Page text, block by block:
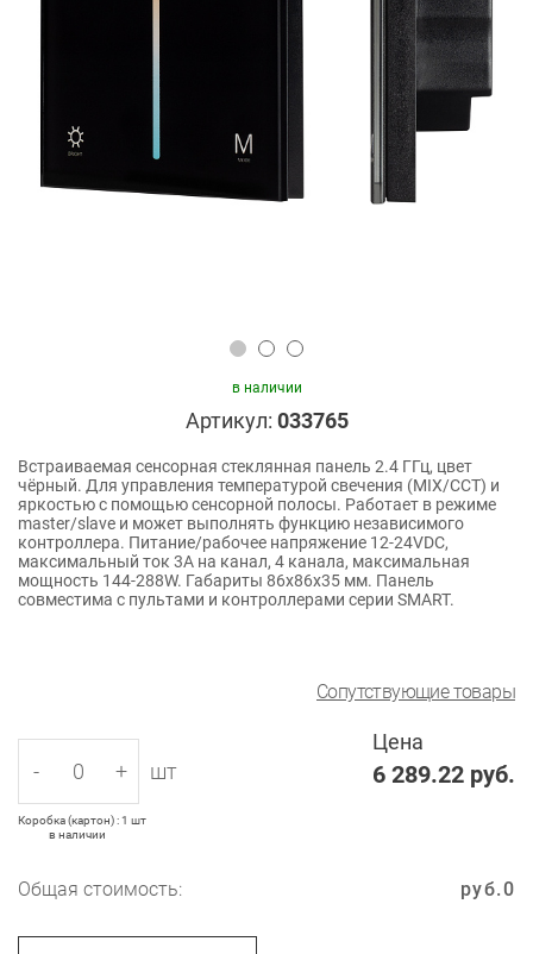
в наличии
Артикул: 033765
Встраиваемая сенсорная стеклянная панель 2.4 ГГц, цвет
чёрный. Для управления температурой свечения (MIX/CCT) и
яркостью с помощью сенсорной полосы. Работает в режиме
master/slave и может выполнять функцию независимого
контроллера. Питание/рабочее напряжение 12-24VDC,
максимальный ток 3A на канал, 4 канала, максимальная
мощность 144-288W. Габариты 86х86х35 мм. Панель
совместима с пультами и контроллерами серии SMART.
Сопутствующие товары
Цена
6 289.22 руб.
- + шт
Коробка (картон) : 1 шт
в наличии
Общая стоимость: 0
руб.